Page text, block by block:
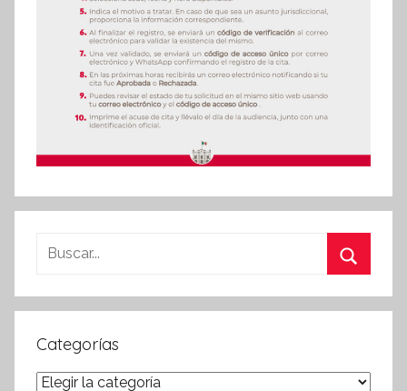
Buscar:
Categorías
Categorías